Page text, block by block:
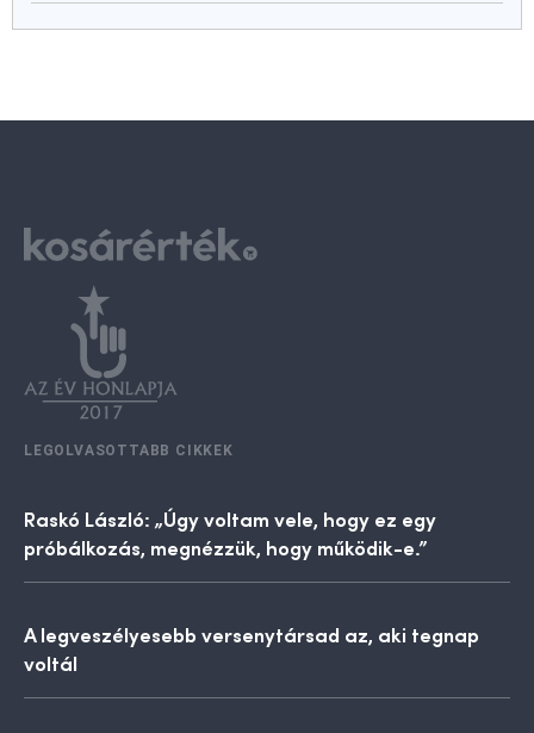
LEGOLVASOTTABB CIKKEK
Raskó László: „Úgy voltam vele, hogy ez egy
próbálkozás, megnézzük, hogy működik-e.”
A legveszélyesebb versenytársad az, aki tegnap
voltál